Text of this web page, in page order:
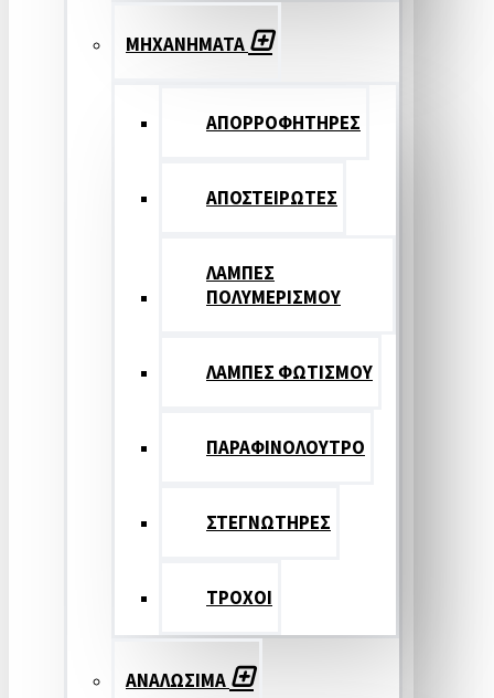
ΜΗΧΑΝΗΜΑΤΑ
ΑΠΟΡΡΟΦΗΤΗΡΕΣ
ΑΠΟΣΤΕΙΡΩΤΕΣ
ΛΑΜΠΕΣ
ΠΟΛΥΜΕΡΙΣΜΟΥ
ΛΑΜΠΕΣ ΦΩΤΙΣΜΟΥ
ΠΑΡΑΦΙΝΟΛΟΥΤΡΟ
ΣΤΕΓΝΩΤΗΡΕΣ
ΤΡΟΧΟΙ
ΑΝΑΛΩΣΙΜΑ